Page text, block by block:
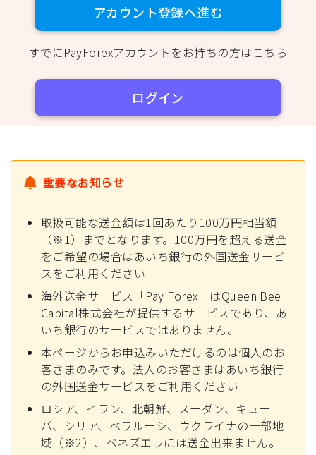
すでにPayForexアカウントをお持ちの方はこちら
アカウント登録へ進む
ログイン
重要なお知らせ
取扱可能な送金額は1回あたり100万円相当額
（※1）までとなります。100万円を超える送金
をご希望の場合はあいち銀行の外国送金サービ
スをご利用ください
海外送金サービス「Pay Forex」はQueen Bee
Capital株式会社が提供するサービスであり、あ
いち銀行のサービスではありません。
本ページからお申込みいただけるのは個人のお
客さまのみです。法人のお客さまはあいち銀行
の外国送金サービスをご利用ください
ロシア、イラン、北朝鮮、スーダン、キュー
バ、シリア、ベラルーシ、ウクライナの一部地
域（※2）、ベネズエラには送金出来ません。